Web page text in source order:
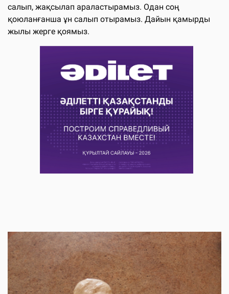
салып, жақсылап араластырамыз. Одан соң
қоюланғанша ұн салып отырамыз. Дайын қамырды
жылы жерге қоямыз.